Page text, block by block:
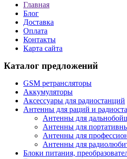
Главная
Блог
Доставка
Оплата
Контакты
Карта сайта
Каталог предложений
GSM ретрансляторы
Аккумуляторы
Аксессуары для радиостанций
Антенны для раций и
Антенны для
Антенны для
Антенны для
Антенны для
Блоки питания,